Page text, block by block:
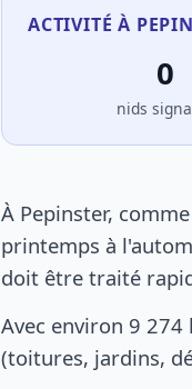
ACTIVITÉ À
0
nids
À Pepinster,
printemps à
doit être traité
Avec environ 9
(toitures, jardins,